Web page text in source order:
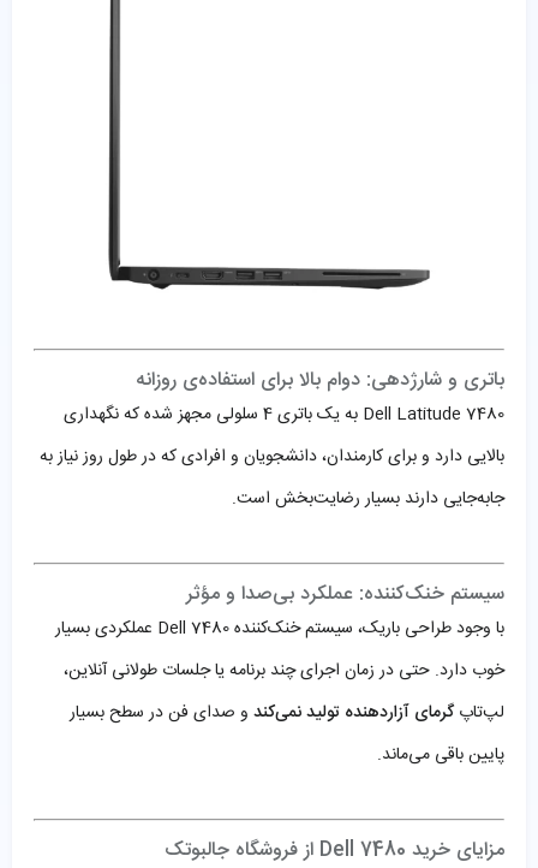
باتری و شارژدهی: دوام بالا برای استفاده‌ی روزانه
Dell Latitude 7480 به یک باتری 4 سلولی مجهز شده که نگهداری
بالایی دارد و برای کارمندان، دانشجویان و افرادی که در طول روز نیاز به
جابه‌جایی دارند بسیار رضایت‌بخش است.
سیستم خنک‌کننده: عملکرد بی‌صدا و مؤثر
با وجود طراحی باریک، سیستم خنک‌کننده Dell 7480 عملکردی بسیار
خوب دارد. حتی در زمان اجرای چند برنامه یا جلسات طولانی آنلاین،
لپ‌تاپ گرمای آزاردهنده تولید نمی‌کند و صدای فن در سطح بسیار
پایین باقی می‌ماند.
مزایای خرید Dell 7480 از فروشگاه جالبوتک